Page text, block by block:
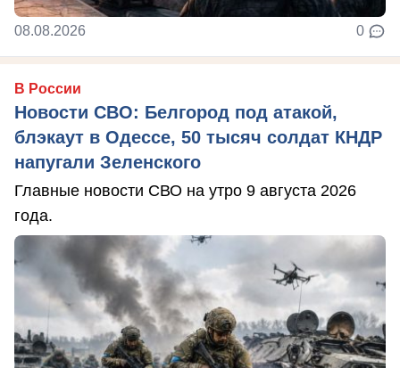
08.08.2026 0
В России
Новости СВО: Белгород под атакой,
блэкаут в Одессе, 50 тысяч солдат КНДР
напугали Зеленского
Главные новости СВО на утро 9 августа 2026
года.